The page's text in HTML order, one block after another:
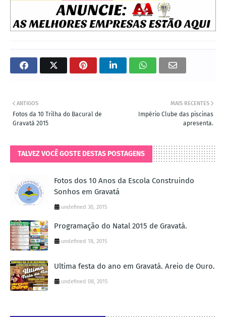
MAIS RECENTES
Império Clube das piscinas
apresenta.
ANTIGOS
Fotos da 10 Trilha do Bacural de
Gravatá 2015
TALVEZ VOCÊ GOSTE DESTAS POSTAGENS
Fotos dos 10 Anos da Escola Construindo
Sonhos em Gravatá
undefined 30, 2015
Programação do Natal 2015 de Gravatá.
undefined 18, 2015
Ultima festa do ano em Gravatá. Areio de Ouro.
undefined 08, 2015